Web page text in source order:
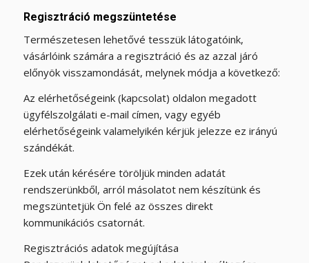
Regisztráció megszüntetése
Természetesen lehetővé tesszük látogatóink,
vásárlóink számára a regisztráció és az azzal járó
előnyök visszamondását, melynek módja a következő:
Az elérhetőségeink (kapcsolat) oldalon megadott
ügyfélszolgálati e-mail címen, vagy egyéb
elérhetőségeink valamelyikén kérjük jelezze ez irányú
szándékát.
Ezek után kérésére töröljük minden adatát
rendszerünkből, arról másolatot nem készítünk és
megszüntetjük Ön felé az összes direkt
kommunikációs csatornát.
Regisztrációs adatok megújítása